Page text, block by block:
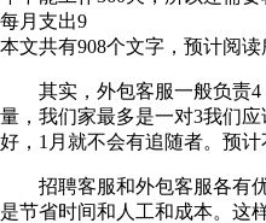
每月支出9
本文共有908个文字，预计阅读
其实，外包客服一般负责4
量，我们家最多是一对3我们
好，1月就不会有追随者。预计
招聘客服和外包客服各有优
是节省时间和人工和成本。这